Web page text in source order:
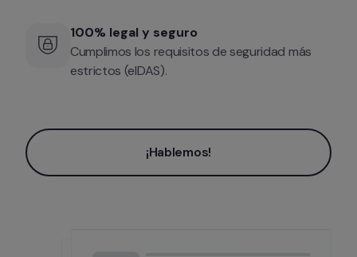
100% legal y seguro
Cumplimos los requisitos de seguridad más
estrictos (eIDAS).
¡Hablemos!